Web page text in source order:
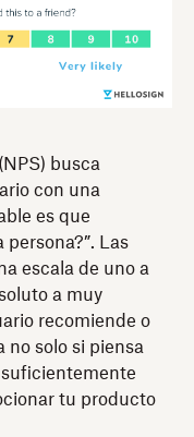
busca
con una
es que
Las
escala de uno a
a muy
recomiende o
no solo si piensa
tu producto